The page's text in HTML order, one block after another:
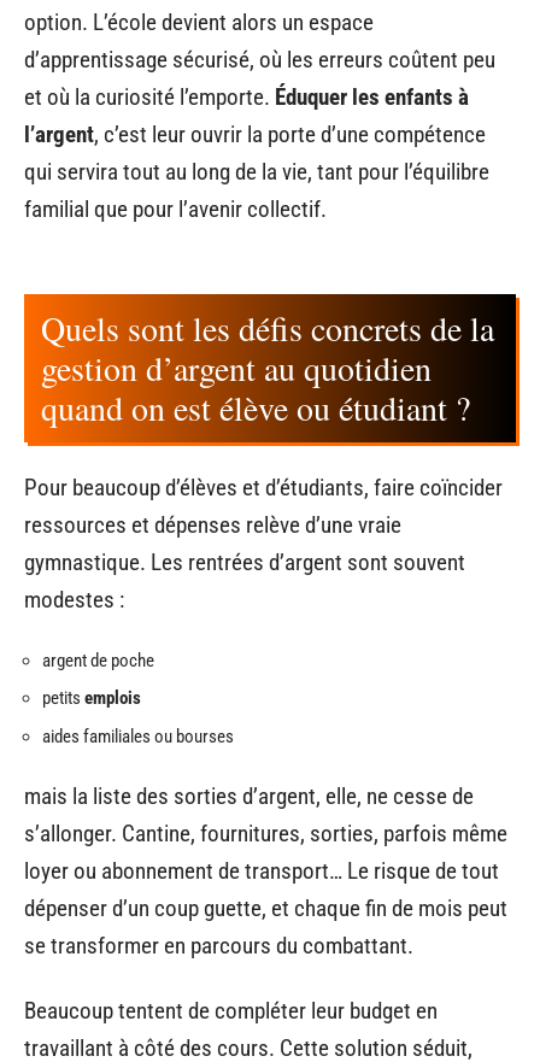
option. L’école devient alors un espace
d’apprentissage sécurisé, où les erreurs coûtent peu
et où la curiosité l’emporte. Éduquer les enfants à
l’argent, c’est leur ouvrir la porte d’une compétence
qui servira tout au long de la vie, tant pour l’équilibre
familial que pour l’avenir collectif.
Quels sont les défis concrets de la
gestion d’argent au quotidien
quand on est élève ou étudiant ?
Pour beaucoup d’élèves et d’étudiants, faire coïncider
ressources et dépenses relève d’une vraie
gymnastique. Les rentrées d’argent sont souvent
modestes :
argent de poche
petits emplois
aides familiales ou bourses
mais la liste des sorties d’argent, elle, ne cesse de
s’allonger. Cantine, fournitures, sorties, parfois même
loyer ou abonnement de transport… Le risque de tout
dépenser d’un coup guette, et chaque fin de mois peut
se transformer en parcours du combattant.
Beaucoup tentent de compléter leur budget en
travaillant à côté des cours. Cette solution séduit,